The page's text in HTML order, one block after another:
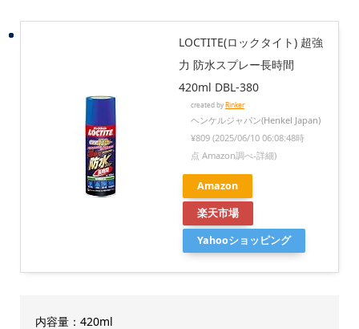
LOCTITE(ロックタイト) 超強
力 防水スプレー長時間
420ml DBL-380
created byRinker
ヘンケルジャパン(Henkel Japan)
¥809 (2025/06/10 06:08:48時
点 Amazon調べ-詳細)
Amazon
楽天市場
Yahooショッピング
内容量：420ml